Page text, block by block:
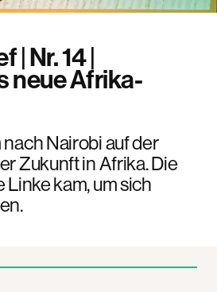
| Nr. 14 |
neue Afrika-
Nairobi auf der
Zukunft in Afrika. Die
kam, um sich